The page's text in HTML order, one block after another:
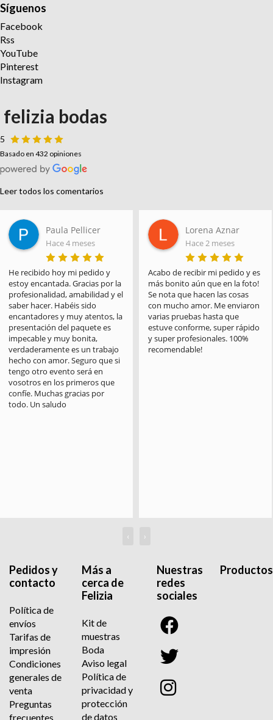
Síguenos
Facebook
Rss
YouTube
Pinterest
Instagram
felizia bodas
5
Basado en 432 opiniones
Leer todos los comentarios
Paula Pellicer
Hace 4 meses
He recibido hoy mi pedido y
estoy encantada. Gracias por la
profesionalidad, amabilidad y el
saber hacer. Habéis sido
encantadores y muy atentos, la
presentación del paquete es
impecable y muy bonita,
verdaderamente es un trabajo
hecho con amor. Seguro que si
tengo otro evento será en
vosotros en los primeros que
confíe. Muchas gracias por
todo. Un saludo
Lorena Aznar
Hace 2 meses
Acabo de recibir mi pedido y es
más bonito aún que en la foto!
Se nota que hacen las cosas
con mucho amor. Me enviaron
varias pruebas hasta que
estuve conforme, super rápido
y super profesionales. 100%
recomendable!
‹ ›
Pedidos y
contacto
Política de
envíos
Tarifas de
impresión
Condiciones
generales de
venta
Preguntas
frecuentes
Más a
cerca de
Felizia
Kit de
muestras
Boda
Aviso legal
Política de
privacidad y
protección
de datos
Nuestras
redes
sociales
Productos